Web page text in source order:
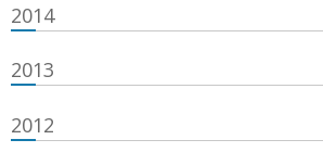
2014
2013
2012